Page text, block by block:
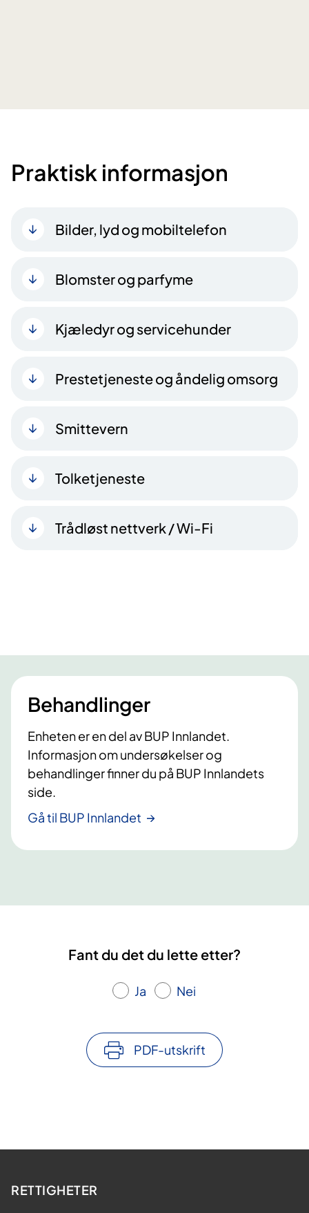
Praktisk informasjon
Bilder, lyd og mobiltelefon
Blomster og parfyme
Kjæledyr og servicehu​​nder
Prestetjeneste og åndelig omsorg
Smittevern
Tolketjeneste
Trådløst nettverk / Wi-Fi
Behandlinger
Enheten er en del av BUP Innlandet.
Informasjon om undersøkelser og
behandlinger finner du på BUP Innlandets
side.
Gå til BUP Innlandet
Fant du det du lette etter?
Ja Nei
PDF-utskrift
RETTIGHETER